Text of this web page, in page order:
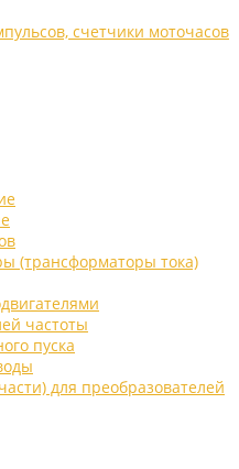
счетчики моточасов
(трансформаторы тока)
частоты
пуска
для преобразователей